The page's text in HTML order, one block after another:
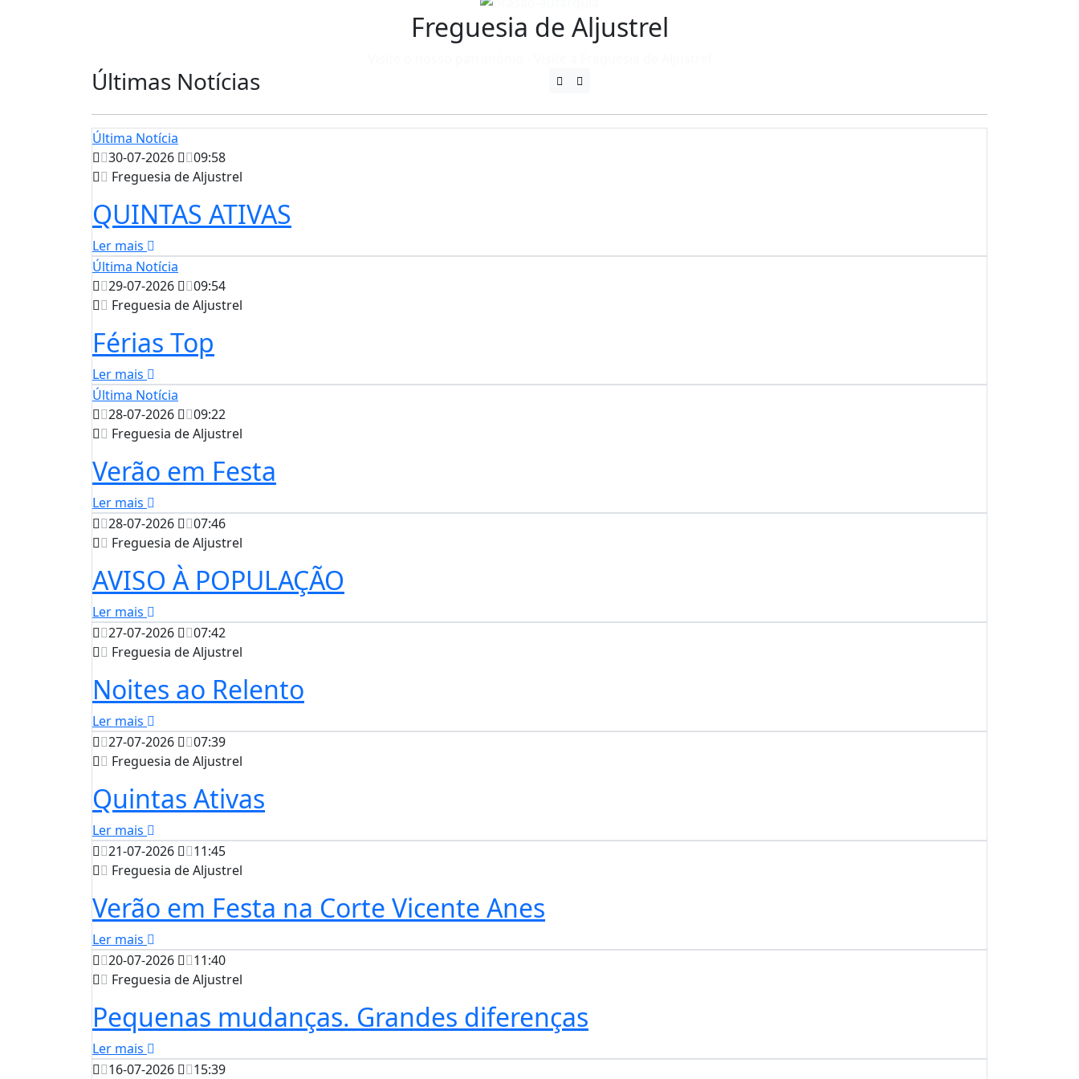
Freguesia de Aljustrel
Últimas Notícias
Última Notícia
30-07-2026
09:58
Freguesia de Aljustrel
QUINTAS ATIVAS
Ler mais
Última Notícia
29-07-2026
09:54
Freguesia de Aljustrel
Férias Top
Ler mais
Última Notícia
28-07-2026
09:22
Freguesia de Aljustrel
Verão em Festa
Ler mais
28-07-2026
07:46
Freguesia de Aljustrel
AVISO À POPULAÇÃO
Ler mais
27-07-2026
07:42
Freguesia de Aljustrel
Noites ao Relento
Ler mais
27-07-2026
07:39
Freguesia de Aljustrel
Quintas Ativas
Ler mais
21-07-2026
11:45
Freguesia de Aljustrel
Verão em Festa na Corte Vicente Anes
Ler mais
20-07-2026
11:40
Freguesia de Aljustrel
Pequenas mudanças. Grandes diferenças
Ler mais
16-07-2026
15:39